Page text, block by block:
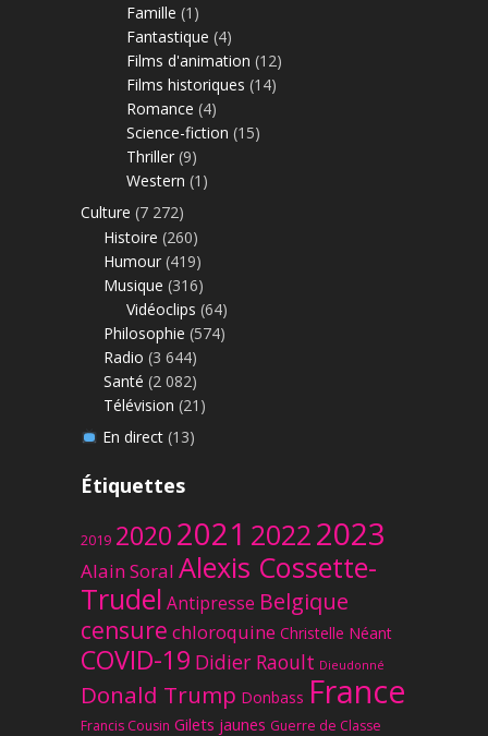
Famille (1)
Fantastique (4)
Films d'animation (12)
Films historiques (14)
Romance (4)
Science-fiction (15)
Thriller (9)
Western (1)
Culture (7 272)
Histoire (260)
Humour (419)
Musique (316)
Vidéoclips (64)
Philosophie (574)
Radio (3 644)
Santé (2 082)
Télévision (21)
En direct(13)
Étiquettes
2019 20202021 20222023
Alain Soral Alexis Cossette-
Trudel Antipresse Belgique
censure chloroquine Christelle Néant
COVID-19 Didier Raoult Dieudonné
Donald Trump Donbass France
Francis Cousin Gilets jaunes Guerre de Classe